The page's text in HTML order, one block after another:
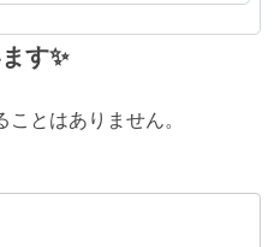
す✨
とはありません。